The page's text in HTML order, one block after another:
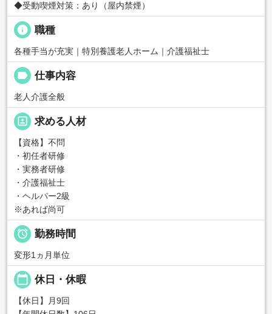
◆受動喫煙対策：あり（屋内禁煙）
info 職種
各種手当が充実｜特別養護老人ホーム｜介護福祉士
label 仕事内容
老人介護全般
portrait 求める人材
【資格】不問
・初任者研修
・実務者研修
・介護福祉士
・ヘルパー2級
※あれば尚可
 勤務時間
変形1ヵ月単位
calendar_today 休日・休暇
【休日】月9回